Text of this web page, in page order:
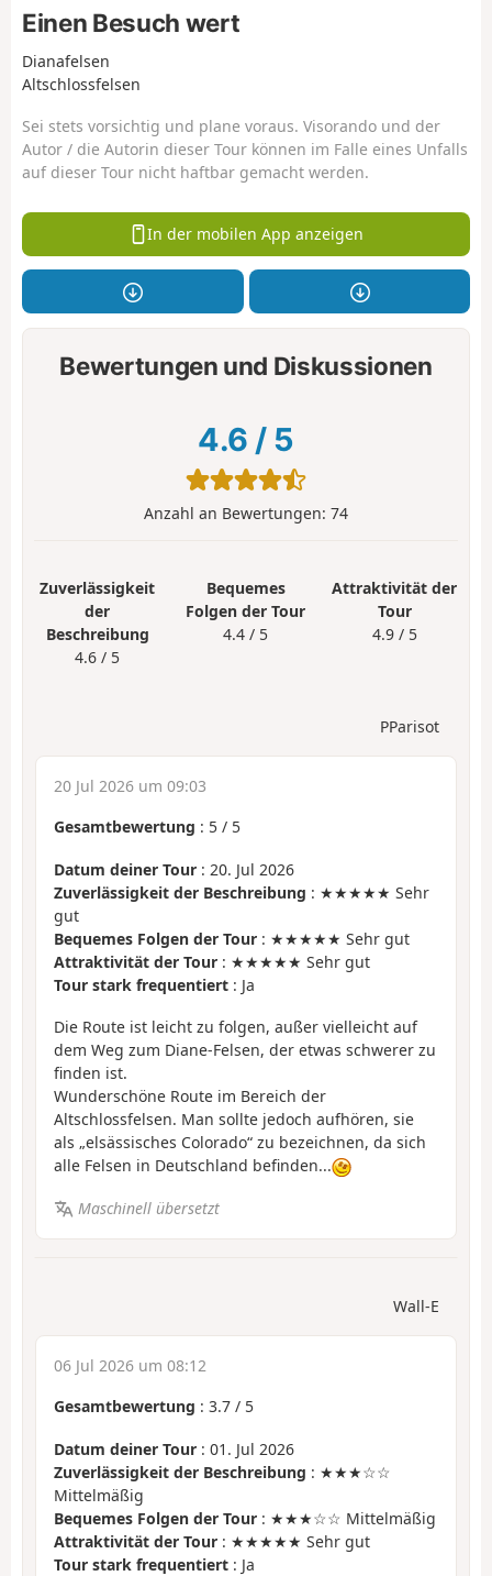
Einen Besuch wert
Dianafelsen
Altschlossfelsen
Sei stets vorsichtig und plane voraus. Visorando und der
Autor / die Autorin dieser Tour können im Falle eines Unfalls
auf dieser Tour nicht haftbar gemacht werden.
In der mobilen App anzeigen
Bewertungen und Diskussionen
4.6 / 5
Anzahl an Bewertungen: 74
Zuverlässigkeit
der
Beschreibung
4.6 / 5
Bequemes
Folgen der Tour
4.4 / 5
Attraktivität der
Tour
4.9 / 5
PParisot
20 Jul 2026 um 09:03
Gesamtbewertung : 5 / 5
Datum deiner Tour : 20. Jul 2026
Zuverlässigkeit der Beschreibung : ★★★★★ Sehr
gut
Bequemes Folgen der Tour : ★★★★★ Sehr gut
Attraktivität der Tour : ★★★★★ Sehr gut
Tour stark frequentiert : Ja
Die Route ist leicht zu folgen, außer vielleicht auf
dem Weg zum Diane-Felsen, der etwas schwerer zu
finden ist.
Wunderschöne Route im Bereich der
Altschlossfelsen. Man sollte jedoch aufhören, sie
als „elsässisches Colorado“ zu bezeichnen, da sich
alle Felsen in Deutschland befinden...
Maschinell übersetzt
Wall-E
06 Jul 2026 um 08:12
Gesamtbewertung : 3.7 / 5
Datum deiner Tour : 01. Jul 2026
Zuverlässigkeit der Beschreibung : ★★★☆☆
Mittelmäßig
Bequemes Folgen der Tour : ★★★☆☆ Mittelmäßig
Attraktivität der Tour : ★★★★★ Sehr gut
Tour stark frequentiert : Ja